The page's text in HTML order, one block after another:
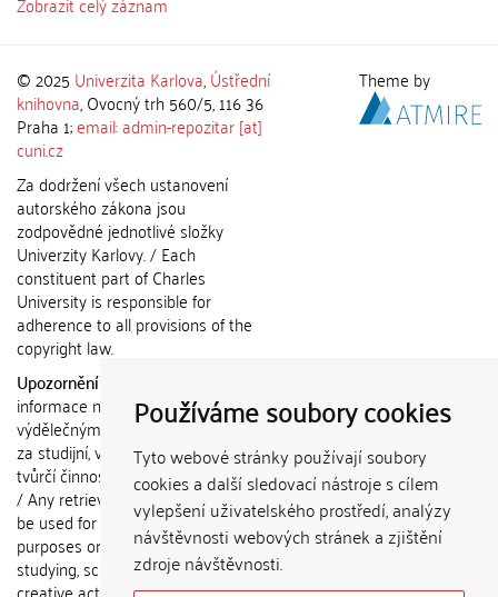
Používáme soubory cookies
Tyto webové stránky používají soubory
cookies a další sledovací nástroje s cílem
vylepšení uživatelského prostředí, analýzy
návštěvnosti webových stránek a zjištění
zdroje návštěvnosti.
© 2025 Univerzita Karlova,Ústřední
knihovna, Ovocný trh 560/5, 116 36
Praha 1;email: admin-repozitar [at]
cuni.cz
Za dodržení všech ustanovení
autorského zákona jsou
zodpovědné jednotlivé složky
Univerzity Karlovy. / Each
constituent part of Charles
University is responsible for
adherence to all provisions of the
copyright law.
Upozornění / Notice:
informace nemohou být použity k
výdělečným účelům nebo vydávány
za studijní, vědeckou nebo jinou
tvůrčí činnost jiné osoby než autora.
/ Any retrieved information shall not
be used for any commercial
purposes or claimed as results of
studying, scientific or any other
Theme by